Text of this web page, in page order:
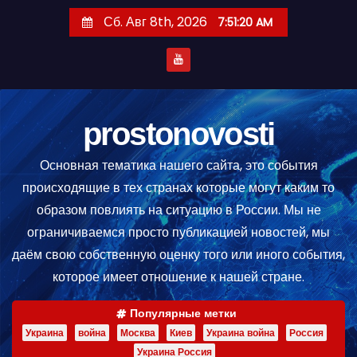
е
р
ж
м
Сб. Авг 8th, 2026 7:51:20 AM
prostonovosti
Основная тематика нашего сайта, это события
происходящие в тех странах которые могут каким то
образом повлиять на ситуацию в России. Мы не
ограничиваемся просто публикацией новостей, мы
даём свою собственную оценку того или иного события,
которое имеет отношение к нашей стране.
Популярные метки
Украина война Москва Киев Украина война
Россия
Украина Россия